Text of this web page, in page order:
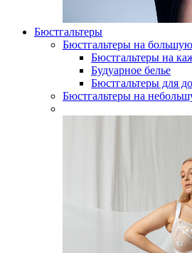
Бюстгальтеры
Бюстгальтеры на
Бюстгальтеры на
Будуарное белье
Бюстгальтеры для
Бюстгальтеры на